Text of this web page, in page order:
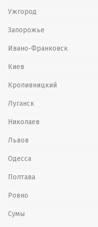
Ужгород
Запорожье
Ивано-Франковск
Киев
Кропивницкий
Луганск
Николаев
Львов
Одесса
Полтава
Ровно
Сумы